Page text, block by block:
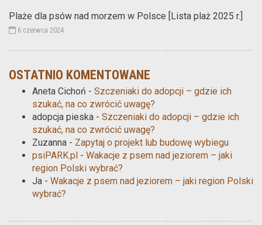
Plaże dla psów nad morzem w Polsce [Lista plaż 2025 r.]
6 czerwca 2024
OSTATNIO KOMENTOWANE
Aneta Cichoń - Szczeniaki do adopcji – gdzie ich
szukać, na co zwrócić uwagę?
adopcja pieska - Szczeniaki do adopcji – gdzie ich
szukać, na co zwrócić uwagę?
Zuzanna - Zapytaj o projekt lub budowę wybiegu
psiPARK.pl - Wakacje z psem nad jeziorem – jaki
region Polski wybrać?
Ja - Wakacje z psem nad jeziorem – jaki region Polski
wybrać?